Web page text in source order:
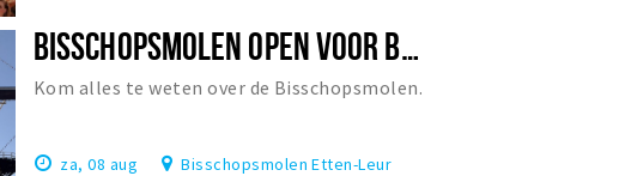
Kom alles te weten over de Bisschopsmolen.
za, 08 aug Bisschopsmolen Etten-Leur